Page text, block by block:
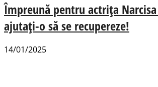
Împreună pentru actrița
ajutați-o să se recupereze!
14/01/2025